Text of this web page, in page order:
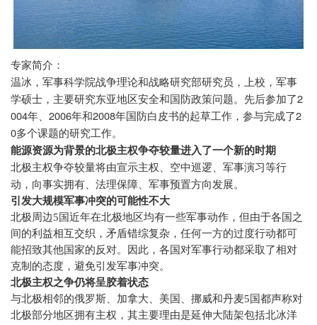
专家简介：
温冰，军事科学院战争理论和战略研究部研究员，上校，军事
学硕士，主要研究东亚地区安全和国防政策问题。先后参加了2
004年、 2006年和2008年国防白皮书的起草工作，参与完成了2
0多个课题的研究工作。
能源资源为背景的北极主权争夺较量进入了一个新的时期
北极主权争夺较量将由宣示主权、空中巡逻、军事演习等行
动，向事实拥有、法理保障、军事预置方向发展。
引发大规模军事冲突的可能性不大
北极周边5 国近年在北极地区均有一些军事动作，但由于各国之
间的利益相互交织，矛盾错综复杂，任何一方的过度行动都可
能招致其他国家的反对。因此，各国对军事行动都采取了相对
克制的态度，避免引发军事冲突。
北极主权之争仍将呈胶着状态
与北极相邻的俄罗斯、加拿大、美国、挪威和丹麦5 国都声称对
北极部分地区拥有主权，其主要理由是延伸大陆架包括北冰洋